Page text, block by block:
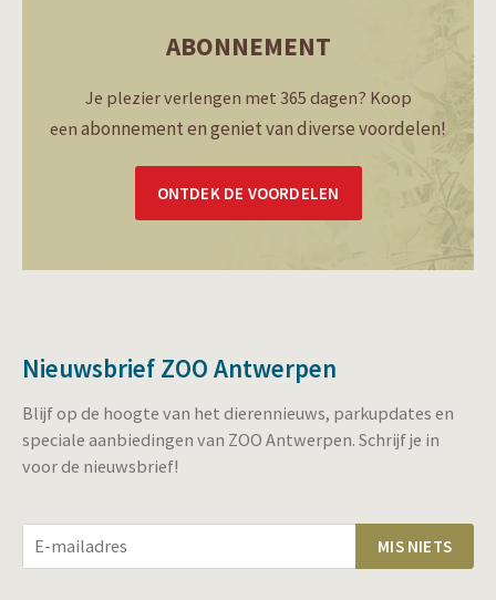
ABONNEMENT
Je plezier verlengen met 365 dagen? Koop
een abonnement en geniet van diverse voordelen!
ONTDEK DE VOORDELEN
Nieuwsbrief ZOO Antwerpen
Blijf op de hoogte van het dierennieuws, parkupdates en
speciale aanbiedingen van ZOO Antwerpen. Schrijf je in
voor de nieuwsbrief!
MIS NIETS